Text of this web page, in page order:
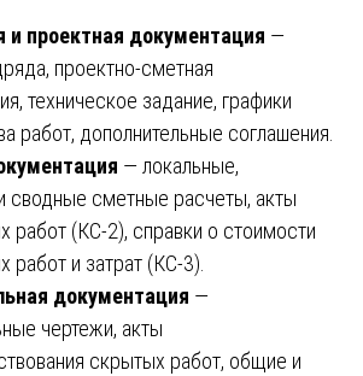
и проектная документация —
проектно-сметная
техническое задание, графики
работ, дополнительные соглашения.
— локальные,
сводные сметные расчеты, акты
работ (КС-2), справки о стоимости
работ и затрат (КС-3).
документация —
чертежи, акты
скрытых работ, общие и